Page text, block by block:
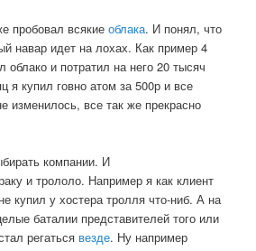
пробовал всякиеоблака. И понял, что
навар идет на лохах. Как пример 4
облако и потратил на него 20 тысяч
я купил говно атом за 500р и все
изменилось, все так же прекрасно
компании. И
и трололо. Например я как клиент
купил у хостера тролля что-ниб. А на
баталии представителей того или
регаться везде. Ну например